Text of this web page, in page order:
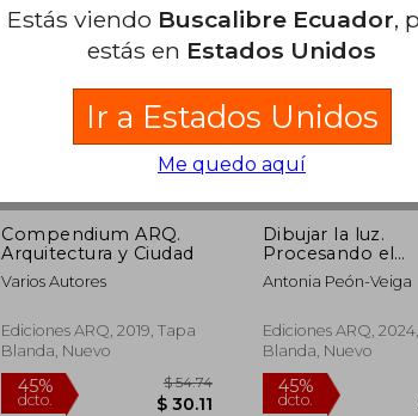
45%
dcto.
$ 64.36
$ 35.40
45%
Compendium ARQ.
Arquitectura y Ciudad
Varios Autores
Ediciones ARQ, 2019, Tapa
Blanda, Nuevo
Dibujar la luz.
Procesando el
entorno
Drawing Light.
Environment (en
Bilingüe)
Antonia Peón-Veiga
Ediciones ARQ,
Blanda, Nuevo
Estás viendo Buscalibre Ecuador,
estás en Estados Unidos
Ir a Estados Unidos
Me quedo aquí